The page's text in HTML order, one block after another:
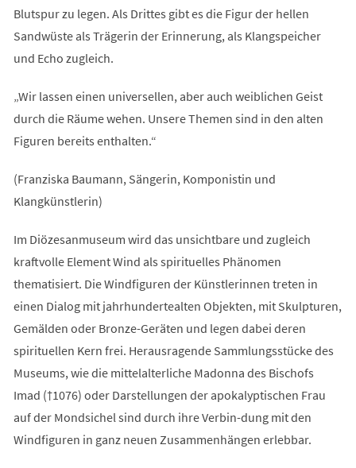
Blutspur zu legen. Als Drittes gibt es die Figur der hellen
Sandwüste als Trägerin der Erinnerung, als Klangspeicher
und Echo zugleich.
„Wir lassen einen universellen, aber auch weiblichen Geist
durch die Räume wehen. Unsere Themen sind in den alten
Figuren bereits enthalten.“
(Franziska Baumann, Sängerin, Komponistin und
Klangkünstlerin)
Im Diözesanmuseum wird das unsichtbare und zugleich
kraftvolle Element Wind als spirituelles Phänomen
thematisiert. Die Windfiguren der Künstlerinnen treten in
einen Dialog mit jahrhundertealten Objekten, mit Skulpturen,
Gemälden oder Bronze-Geräten und legen dabei deren
spirituellen Kern frei. Herausragende Sammlungsstücke des
Museums, wie die mittelalterliche Madonna des Bischofs
Imad (†1076) oder Darstellungen der apokalyptischen Frau
auf der Mondsichel sind durch ihre Verbin-dung mit den
Windfiguren in ganz neuen Zusammenhängen erlebbar.